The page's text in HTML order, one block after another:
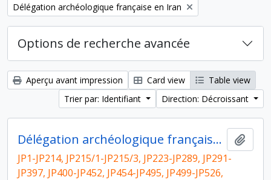
Remove filter:
Délégation archéologique française en Iran
Options de recherche avancée
Aperçu avant impression Card view
Table view
Trier par: Identifiant
Direction: Décroissant
Délégation archéologique française en Iran
JP1-JP214, JP215/1-JP215/3, JP223-JP289, JP291-
JP397, JP400-JP452, JP454-JP495, JP499-JP526,